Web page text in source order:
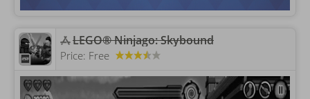
LEGO® Ninjago: Skybound
Price: Free